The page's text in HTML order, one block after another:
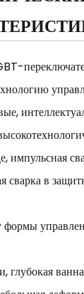
импульсная
сварка в
глубокая